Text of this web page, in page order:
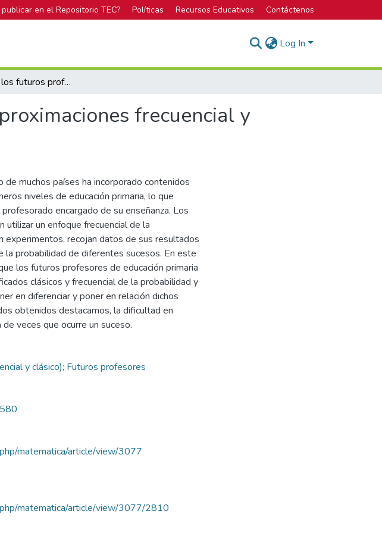
publicar en el Repositorio TEC? Políticas Recursos Educativos Contáctenos
Log In
¿Conectan los futuros profesores las aproximaciones frecuencial y clásica de la probabilidad?
frecuencial y
de muchos países ha incorporado contenidos
niveles de educación primaria, lo que
encargado de su enseñanza. Los
utilizar un enfoque frecuencial de la
experimentos, recojan datos de sus resultados
la probabilidad de diferentes sucesos. En este
los futuros profesores de educación primaria
clásicos y frecuencial de la probabilidad y
en diferenciar y poner en relación dichos
obtenidos destacamos, la dificultad en
veces que ocurre un suceso.
y clásico); Futuros profesores
matematica/article/view/3077
matematica/article/view/3077/2810